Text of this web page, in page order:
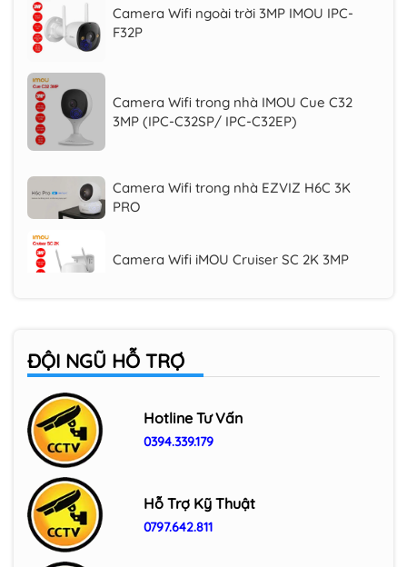
F32P
3MP (IPC-C32SP/ IPC-C32EP)
PRO
(IPC-K7FP-3H0WE), quay quét 360 độ
Camera Wifi ngoài trời 3MP IMOU IPC-
ĐỘI NGŨ HỖ TRỢ
Hotline Tư Vấn
0394.339.179
Hỗ Trợ Kỹ Thuật
0797.642.811